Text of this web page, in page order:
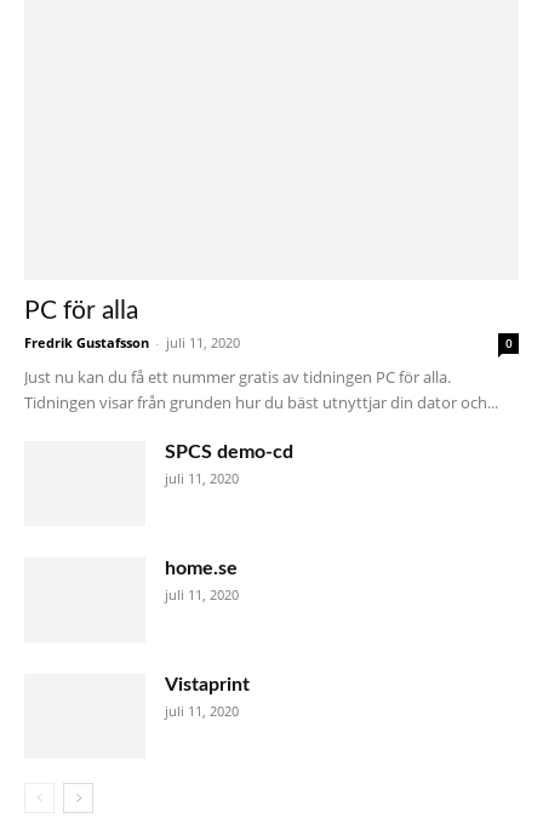
PC för alla
Fredrik Gustafsson - juli 11, 2020 0
Just nu kan du få ett nummer gratis av tidningen PC för alla.
Tidningen visar från grunden hur du bäst utnyttjar din dator och...
SPCS demo-cd
juli 11, 2020
home.se
juli 11, 2020
Vistaprint
juli 11, 2020